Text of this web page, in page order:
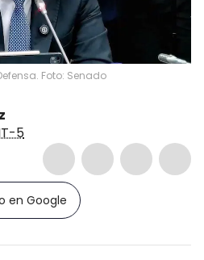
Foto: Senado
5
en Google